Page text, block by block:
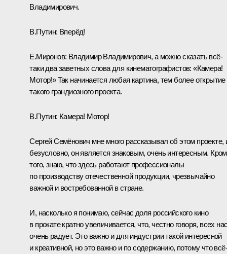
Владимирович.
В.Путин: Вперёд!
Е.Миронов: Владимир Владимирович, а можно сказать всё-
таки два заветных слова для кинематографистов: «Камера!
Мотор!» Так начинается любая картина, тем более открытие
такого грандиозного проекта.
В.Путин: Камера! Мотор!
Сергей Семёнович мне много рассказывал об этом проекте,
безусловно, он является знаковым, очень интересным.
того, знаю, что здесь работают профессионалы
по производству отечественной продукции, чрезвычайно
важной и востребованной в стране.
И, насколько я понимаю, сейчас доля российского кино
в прокате кратно увеличивается, что, честно говоря, всех
очень радует. Это важно и для индустрии такой интересной
и креативной, но это важно и по содержанию, потому что всё-